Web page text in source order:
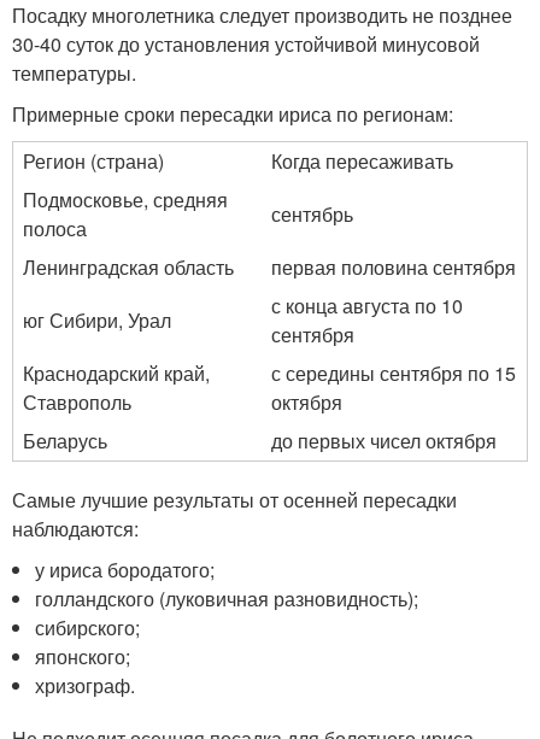
Посадку многолетника следует производить не позднее
30-40 суток до установления устойчивой минусовой
температуры.
Примерные сроки пересадки ириса по регионам:
Регион (страна)
Когда пересаживать
Подмосковье, средняя
полоса
сентябрь
Ленинградская область
первая половина сентября
юг Сибири, Урал
с конца августа по 10
сентября
Краснодарский край,
Ставрополь
с середины сентября по 15
октября
Беларусь
до первых чисел октября
Самые лучшие результаты от осенней пересадки
наблюдаются:
у ириса бородатого;
голландского (луковичная разновидность);
сибирского;
японского;
хризограф.